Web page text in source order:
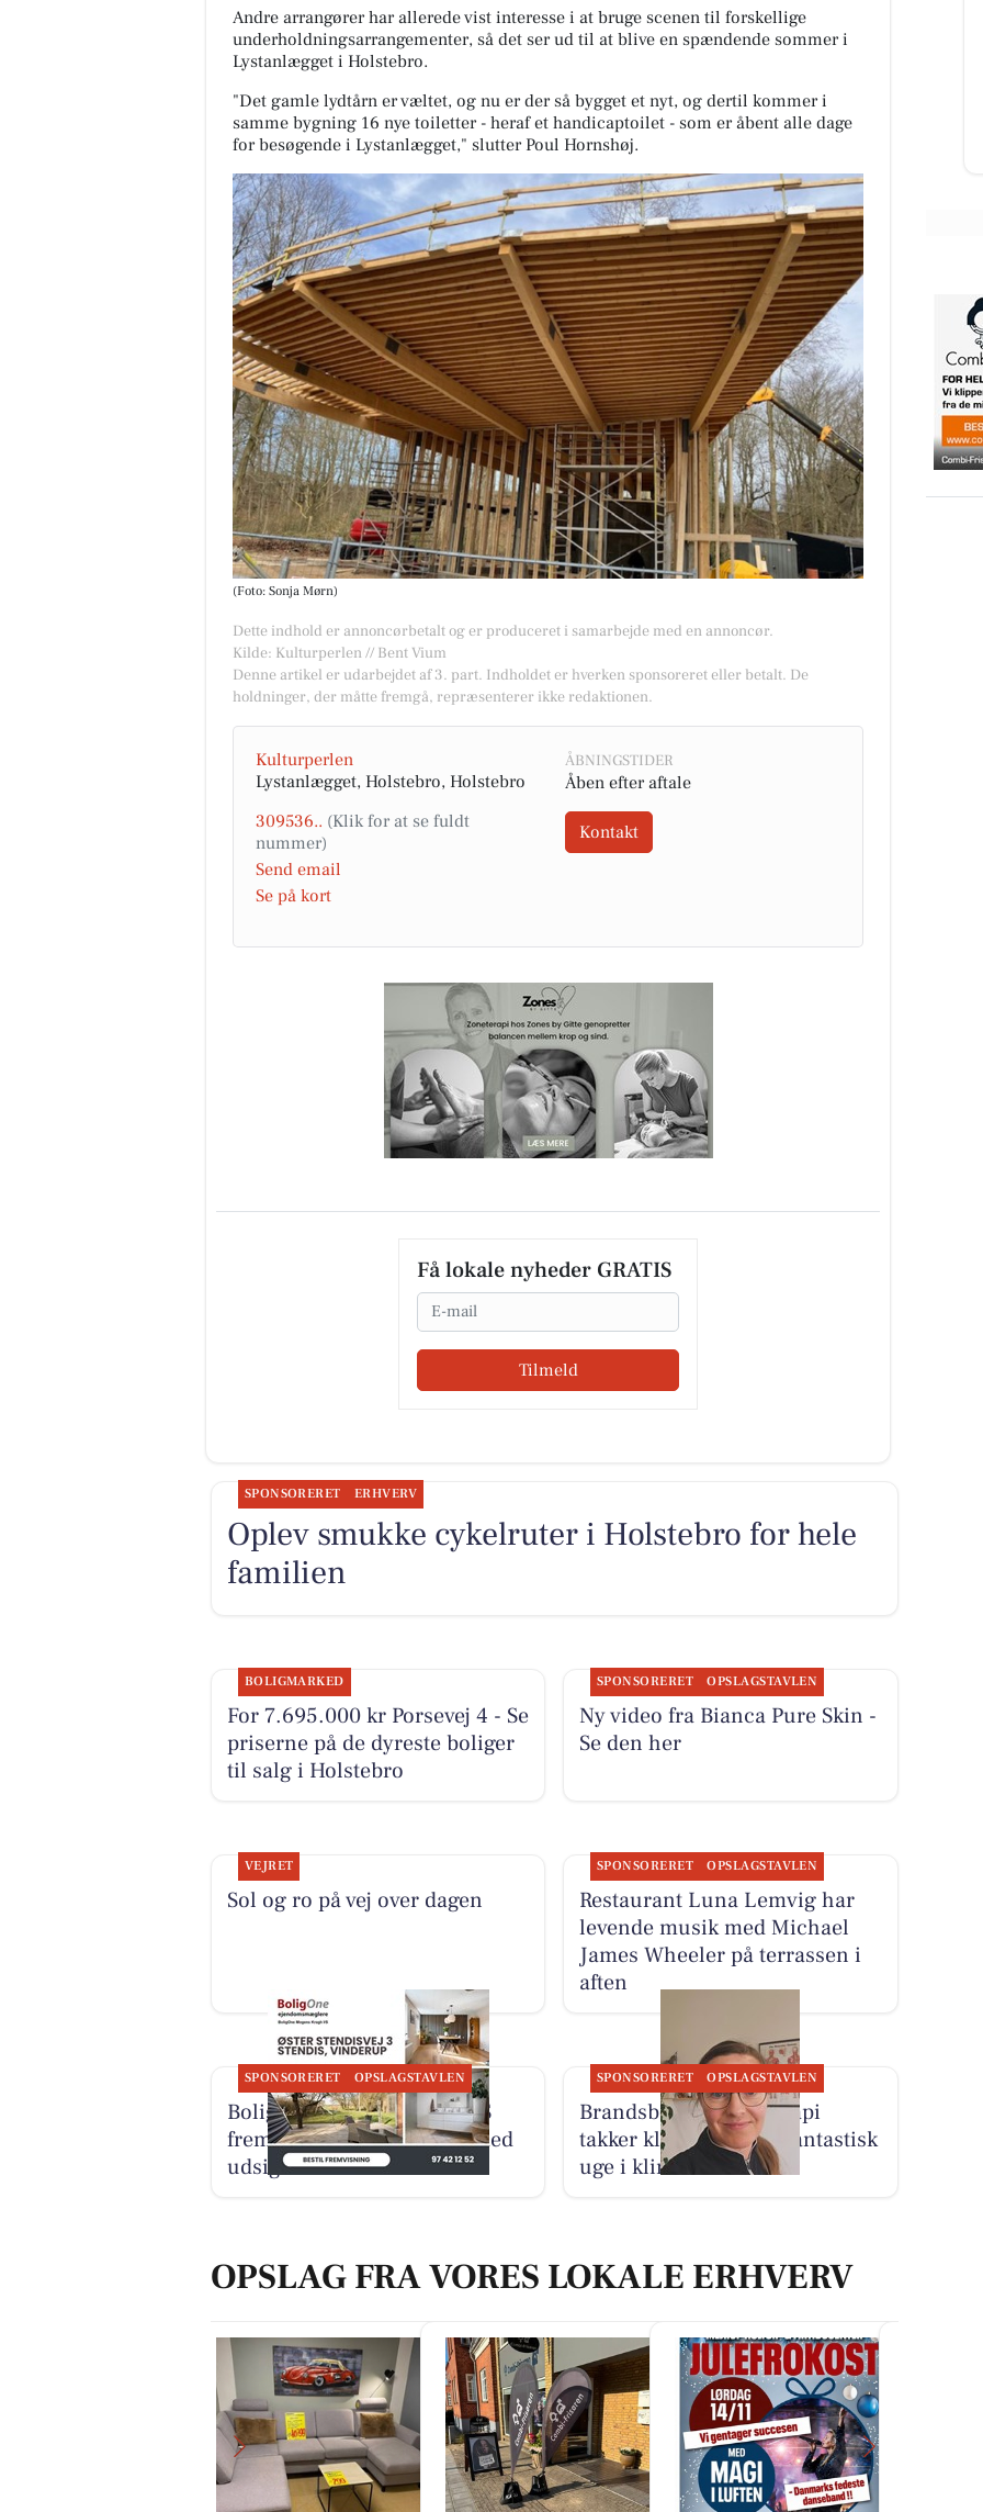
Andre arrangører har allerede vist interesse i at bruge scenen til forskellige
underholdningsarrangementer, så det ser ud til at blive en spændende sommer i
Lystanlægget i Holstebro.
"Det gamle lydtårn er væltet, og nu er der så bygget et nyt, og dertil kommer i
samme bygning 16 nye toiletter - heraf et handicaptoilet - som er åbent alle dage
for besøgende i Lystanlægget," slutter Poul Hornshøj.
(Foto: Sonja Mørn)
Dette indhold er annoncørbetalt og er produceret i samarbejde med en annoncør.
Kilde: Kulturperlen // Bent Vium
Denne artikel er udarbejdet af 3. part. Indholdet er hverken sponsoreret eller betalt. De
holdninger, der måtte fremgå, repræsenterer ikke redaktionen.
Kulturperlen
Lystanlægget, Holstebro, Holstebro
309536..
Send email
Se på kort
ÅBNINGSTIDER
Åben efter aftale
Kontakt
Få lokale nyheder GRATIS
Email
Tilmeld
Holstebro
Mere komfort? Det kan du tilvælge
med Stamford 🛋️ Sammensæt din
sofa, så den passer til både stuen
og hverdagen - med muli...
Åbn opslaget
Ugens nyeste skarpe tilbud fra
Kumo Outlet 🇩🇰 HUSK at vi står
torsd...
SPONSORERET ERHVERV
Oplev smukke cykelruter i Holstebro for hele
familien
BOLIGMARKED
For 7.695.000 kr Porsevej 4 - Se
priserne på de dyreste boliger
til salg i Holstebro
SPONSORERET OPSLAGSTAVLEN
Ny video fra Bianca Pure Skin -
Se den her
VEJRET
Sol og ro på vej over dagen
SPONSORERET OPSLAGSTAVLEN
Restaurant Luna Lemvig har
levende musik med Michael
James Wheeler på terrassen i
aften
SPONSORERET OPSLAGSTAVLEN
BoligOne Mogens Kragh I/S
fremviser rummelig villa med
udsigt til åbne marker
SPONSORERET OPSLAGSTAVLEN
Brandsborgs Kropsterapi
takker klienter for en fantastisk
uge i klinikken
OPSLAG FRA VORES LOKALE ERHVERV